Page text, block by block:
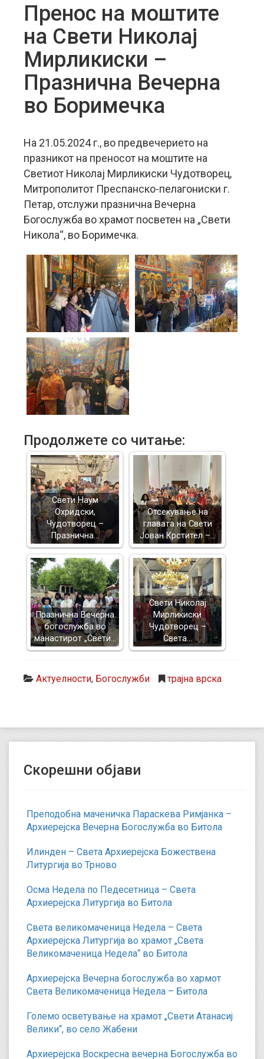
Пренос на моштите
на Свети Николај
Мирликиски –
Празнична Вечерна
во Боримечка
На 21.05.2024 г., во предвечерието на
празникот на преносот на моштите на
Светиот Николај Мирликиски Чудотворец,
Митрополитот Преспанско-пелагониски г.
Петар, отслужи празнична Вечерна
Богослужба во храмот посветен на „Свети
Никола“, во Боримечка.
Продолжете со читање:
Свети Наум
Охридски,
Чудотворец –
Празнична…
Отсекување на
главата на Свети
Јован Крстител –…
Празнична Вечерна
богослужба во
манастирот „Свети…
Свети Николај
Мирликиски
Чудотворец –
Света…
Актуелности, Богослужби трајна врска
Скорешни објави
Преподобна маченичка Параскева Римјанка –
Архиерејска Вечерна Богослужба во Битола
Илинден – Света Архиерејска Божествена
Литургија во Трново
Осма Недела по Педесетница – Света
Архиерејска Литургија во Битола
Света великомаченица Недела – Света
Архиерејска Литургија во храмот „Света
Великомаченица Недела“ во Битола
Архиерејска Вечерна богослужба во хармот
Света Великомаченица Недела – Битола
Големо осветување на храмот „Свети Атанасиј
Велики“, во село Жабени
Архиерејска Воскресна вечерна Богослужба во